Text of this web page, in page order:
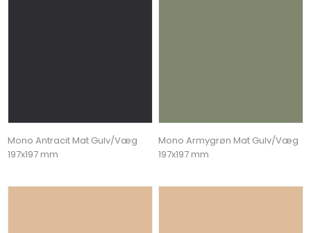
Mono Antracit Mat Gulv/Væg
197x197 mm
Mono Armygrøn Mat Gulv/Væg
197x197 mm